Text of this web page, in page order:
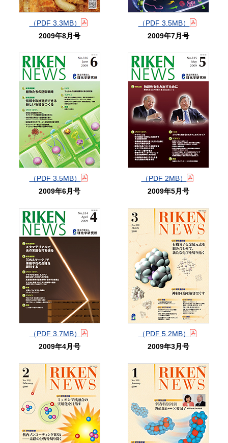
（PDF 3.3MB）
2009年8月号
（PDF 3.5MB）
2009年7月号
（PDF 3.5MB）
2009年6月号
（PDF 2MB）
2009年5月号
（PDF 3.7MB）
2009年4月号
（PDF 5.2MB）
2009年3月号